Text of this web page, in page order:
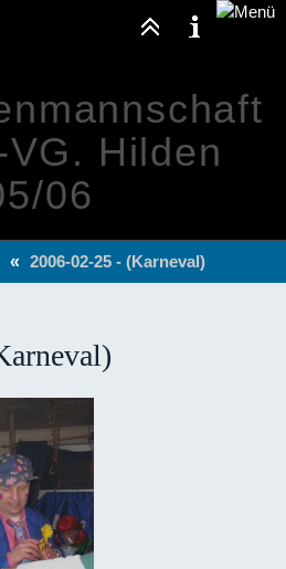
VG. Hilden
06
« 2006-02-25 - (Karneval)